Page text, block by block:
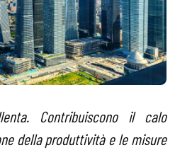
Contribuiscono il calo
della produttività e le misure